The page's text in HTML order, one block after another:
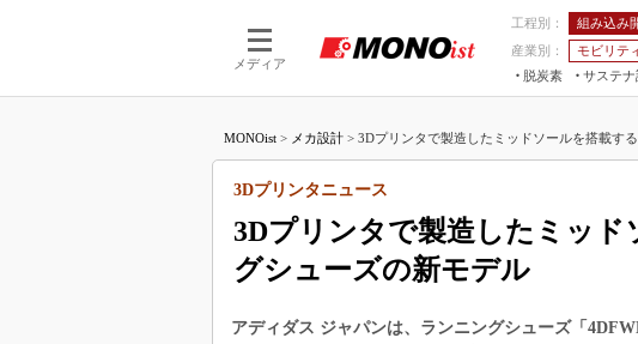
メディア
工程別： 組み込み
産業別：
モビリテ
脱炭素
サステ
つながる工場AI×設備保全
MONOist > メカ設計 > 3Dプリンタで製造したミッドソールを搭載する
3Dプリンタで製造したミッ
グシューズの新モデル
3Dプリンタニュース
アディダス ジャパンは、ランニングシューズ「